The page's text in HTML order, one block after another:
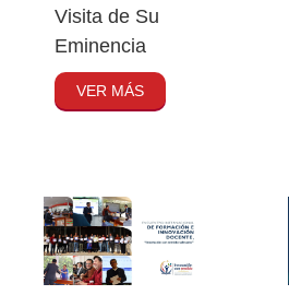
Visita de Su
Eminencia
VER MÁS